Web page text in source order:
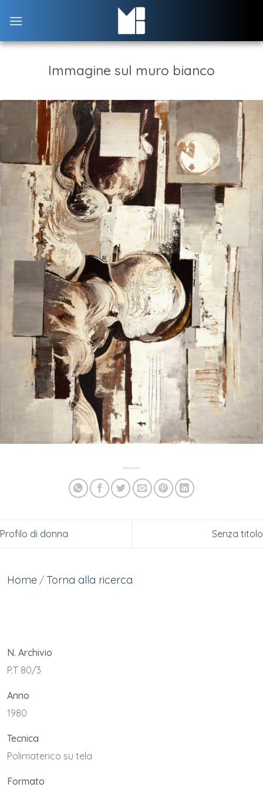
Immagine sul muro bianco
Profilo di donna Senza titolo
Home / Torna alla ricerca
N. Archivio
P.T 80/3
Anno
1980
Tecnica
Polimaterico su tela
Formato